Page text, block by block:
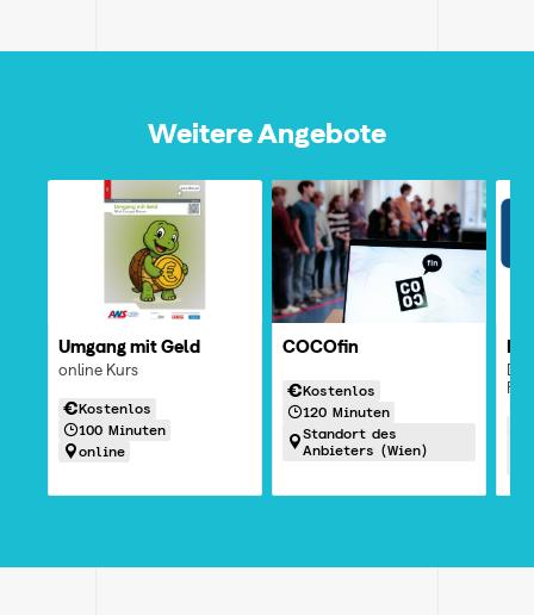
Weitere Angebote
Umgang mit Geld
online Kurs
Kostenlos
100 Minuten
online
COCOfin
Kostenlos
120 Minuten
Standort des
Anbieters (Wien)